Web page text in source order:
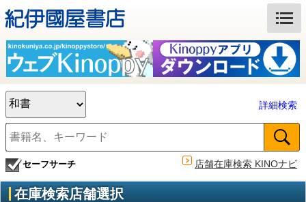
詳細検索
セーフサーチ 店舗在庫検索 KINOナビ
在庫検索店舗選択